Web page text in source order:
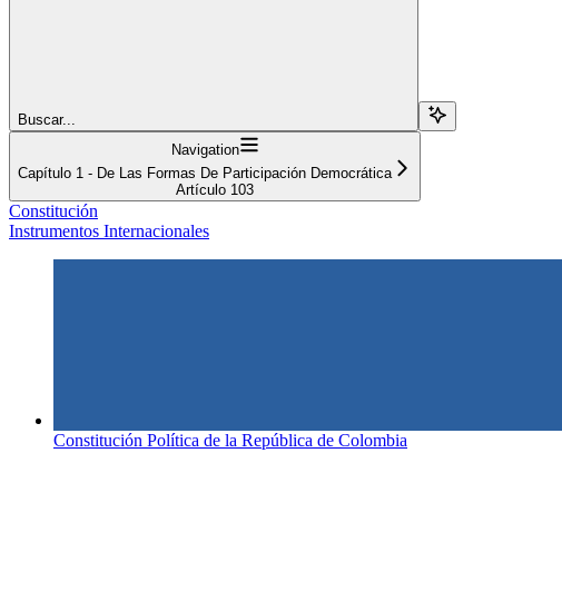
Buscar...
Navigation
Capítulo 1 - De Las Formas De Participación Democrática
Artículo 103
Constitución
Instrumentos Internacionales
Constitución Política de la República de Colombia